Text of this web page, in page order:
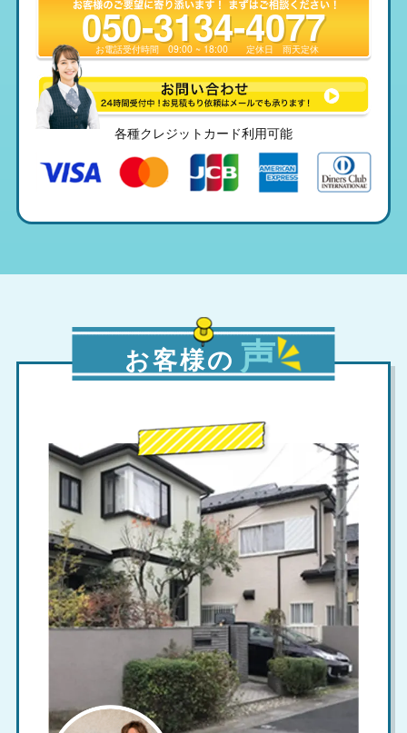
050-3134-4077
お電話受付時間09:00 ~ 18:00 定休日雨天定休
各種クレジットカード利用可能
お客様の 声